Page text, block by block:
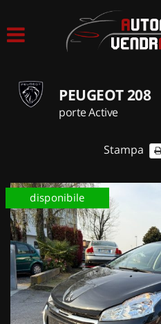
ACQUISTIAMO USATO
CONTATTI
PEUGEOT 208
porte Active
Stampa
disponibile